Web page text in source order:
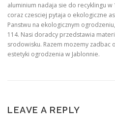
aluminium nadaja sie do recyklingu w
coraz czesciej pytaja o ekologiczne
Panstwu na ekologicznym
114. Nasi doradcy przedstawia
srodowisku. Razem mozemy zadbac
estetyki ogrodzenia w Jablonnie.
LEAVE A REPLY